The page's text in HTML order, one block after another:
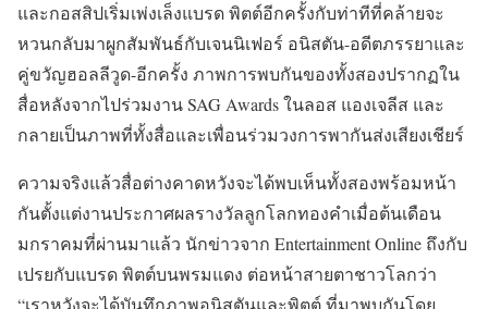
และกอสสิปเริ่มเพ่งเล็งแบรด พิตต์อีกครั้งกับท่าทีที่คล้ายจะ
หวนกลับมาผูกสัมพันธ์กับเจนนิเฟอร์ อนิสตัน-อดีตภรรยาและ
คู่ขวัญฮอลลีวูด-อีกครั้ง ภาพการพบกันของทั้งสองปรากฏใน
สื่อหลังจากไปร่วมงาน SAG Awards ในลอส แองเจลีส และ
กลายเป็นภาพที่ทั้งสื่อและเพื่อนร่วมวงการพากันส่งเสียงเชียร์
ความจริงแล้วสื่อต่างคาดหวังจะได้พบเห็นทั้งสองพร้อมหน้า
กันตั้งแต่งานประกาศผลรางวัลลูกโลกทองคำเมื่อต้นเดือน
มกราคมที่ผ่านมาแล้ว นักข่าวจาก Entertainment Online ถึงกับ
เปรยกับแบรด พิตต์บนพรมแดง ต่อหน้าสายตาชาวโลกว่า
“เราหวังจะได้บันทึกภาพอนิสตันและพิตต์ ที่มาพบกันโดย